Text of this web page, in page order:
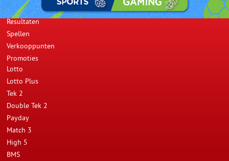
Opwaarderen
Resultaten
Spellen
Verkooppunten
Promoties
Lotto
Lotto Plus
Tek 2
Double Tek 2
Payday
Match 3
High 5
BMS